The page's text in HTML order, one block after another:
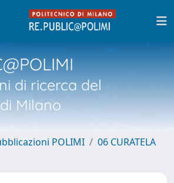
di ricerca del
Milano
POLIMI
06 CURATELA